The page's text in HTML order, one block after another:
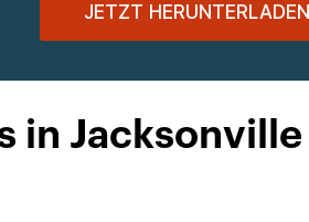
JETZT HERUNTERLADEN
in Jacksonville